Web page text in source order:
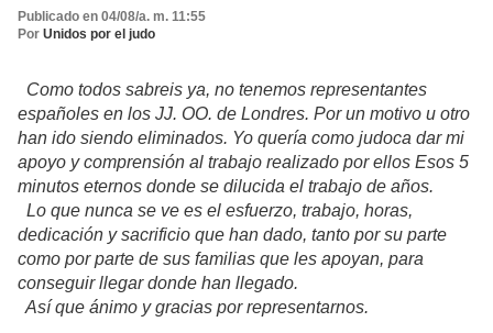
Publicado en 04/08/a. m. 11:55
Por Unidos por el judo
Como todos sabreis ya, no tenemos representantes
españoles en los JJ. OO. de Londres. Por un motivo u otro
han ido siendo eliminados. Yo quería como judoca dar mi
apoyo y comprensión al trabajo realizado por ellos Esos 5
minutos eternos donde se dilucida el trabajo de años.
Lo que nunca se ve es el esfuerzo, trabajo, horas,
dedicación y sacrificio que han dado, tanto por su parte
como por parte de sus familias que les apoyan, para
conseguir llegar donde han llegado.
Así que ánimo y gracias por representarnos.